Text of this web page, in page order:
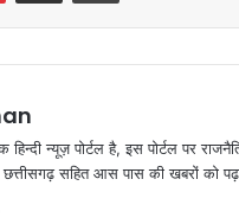
न्यूज़ पोर्टल है, इस पोर्टल पर
छत्तीसगढ़ सहित आस पास की खबरों को